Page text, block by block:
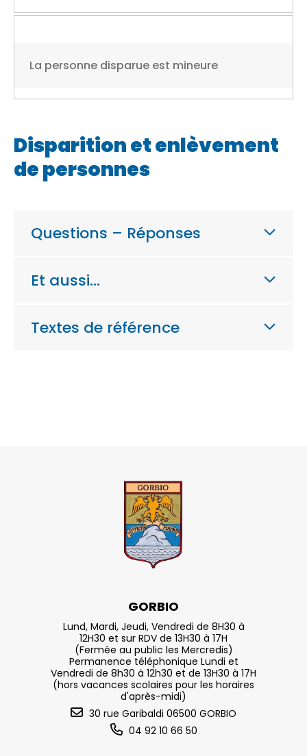
La personne disparue est mineure
Disparition et enlèvement
de personnes
Questions – Réponses
Et aussi…
Textes de référence
GORBIO
Lund, Mardi, Jeudi, Vendredi de 8H30 à
12H30 et sur RDV de 13H30 à 17H
(Fermée au public les Mercredis)
Permanence téléphonique Lundi et
Vendredi de 8h30 à 12h30 et de 13H30 à 17H
(hors vacances scolaires pour les horaires
d'après-midi)
30 rue Garibaldi 06500 GORBIO
04 92 10 66 50